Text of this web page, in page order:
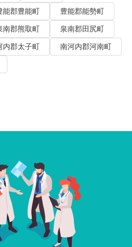
能郡豊能町
豊能郡能勢町
南郡熊取町
泉南郡田尻町
内郡太子町
南河内郡河南町